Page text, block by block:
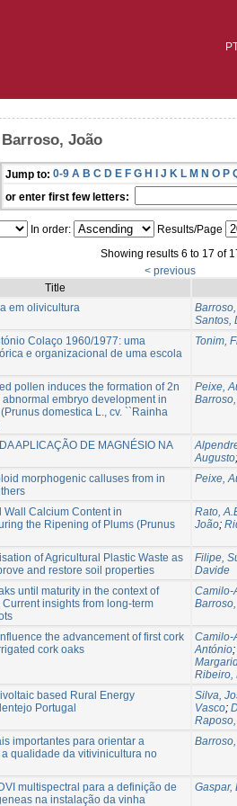
João
Jump to: 0-9 A B C D E F G H I J K L M N O P
or enter first few letters:
In order: Results/Page
Showing results 6 to 17 of
< previous
Title
em olivicultura
Santos,
Colaço 1960/1977: uma
e organizacional de uma escola
Tonim,
pollen induces the formation of 2n
embryo development in
domestica L., cv. ``Rainha
Peixe,
APLICAÇÃO DE MAGNÉSIO NA
Augusto;
morphogenic calluses from in
Peixe,
Wall Calcium Content in
the Ripening of Plums (Prunus
Rato,
João;
of Agricultural Plastic Waste as
and restore soil properties
Filipe,
Davide
until maturity in the context of
insights from long-term
Camilo-
the advancement of first cork
cork oaks
Camilo-
António;
Ribeiro,
based Rural Energy
Portugal
Silva,
Vasco;
importantes para orientar a
qualidade da vitivinicultura no
multispectral para a definição de
na instalação da vinha
Gaspar,